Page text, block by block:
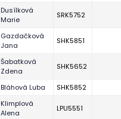
Dusílková
Marie
SRK5752
Gazdačková
Jana
SHK5851
Šabatková
Zdena
SHK5652
Bláhová Luba SHK5852
Klimplová
Alena
LPU5551